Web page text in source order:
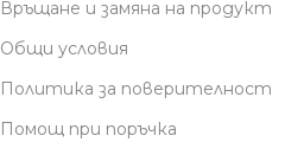
Връщане и замяна на продукт
Общи условия
Политика за поверителност
Помощ при поръчка